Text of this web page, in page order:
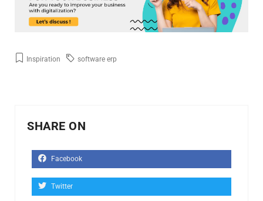
Inspiration software erp
SHARE ON
Facebook
Twitter